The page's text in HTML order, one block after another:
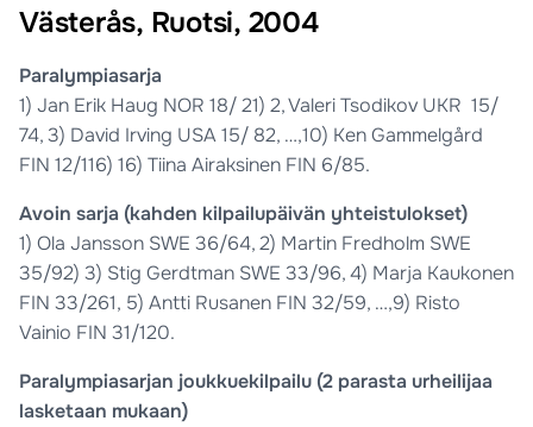
Västerås, Ruotsi, 2004
Paralympiasarja
1) Jan Erik Haug NOR 18/ 21) 2, Valeri Tsodikov UKR 15/
74, 3) David Irving USA 15/ 82, …,10) Ken Gammelgård
FIN 12/116) 16) Tiina Airaksinen FIN 6/85.
Avoin sarja (kahden kilpailupäivän yhteistulokset)
1) Ola Jansson SWE 36/64, 2) Martin Fredholm SWE
35/92) 3) Stig Gerdtman SWE 33/96, 4) Marja Kaukonen
FIN 33/261, 5) Antti Rusanen FIN 32/59, …,9) Risto
Vainio FIN 31/120.
Paralympiasarjan joukkuekilpailu (2 parasta urheilijaa
lasketaan mukaan)